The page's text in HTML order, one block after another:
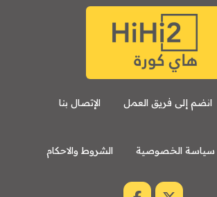
انضم إلى فريق العمل الإتصال بنا
سياسة الخصوصية الشروط والاحكام